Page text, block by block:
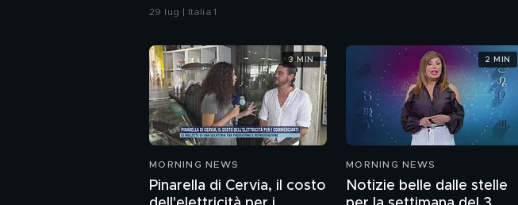
29 lug | Italia 1
MORNING NEWS
Pinarella di Cervia, il costo
3 MIN
MORNING NEWS
Notizie belle dalle stelle
2 MIN